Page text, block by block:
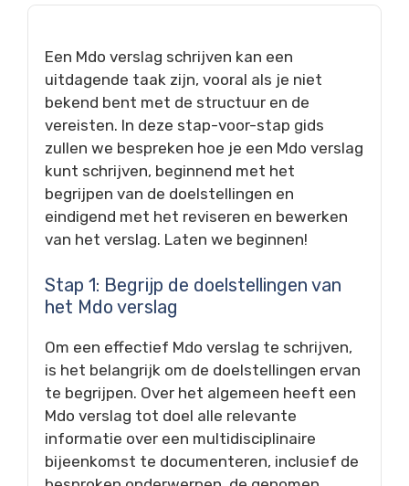
Een Mdo verslag schrijven kan een
uitdagende taak zijn, vooral als je niet
bekend bent met de structuur en de
vereisten. In deze stap-voor-stap gids
zullen we bespreken hoe je een Mdo verslag
kunt schrijven, beginnend met het
begrijpen van de doelstellingen en
eindigend met het reviseren en bewerken
van het verslag. Laten we beginnen!
Stap 1: Begrijp de doelstellingen van
het Mdo verslag
Om een effectief Mdo verslag te schrijven,
is het belangrijk om de doelstellingen ervan
te begrijpen. Over het algemeen heeft een
Mdo verslag tot doel alle relevante
informatie over een multidisciplinaire
bijeenkomst te documenteren, inclusief de